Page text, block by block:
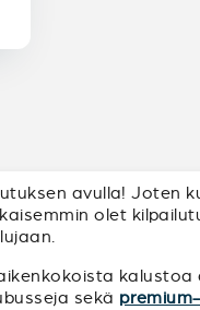
avulla! Joten
olet
kalustoa
sekä